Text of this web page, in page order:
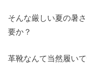
そんな厳しい夏の暑
要か？
革靴なんて当然履いて